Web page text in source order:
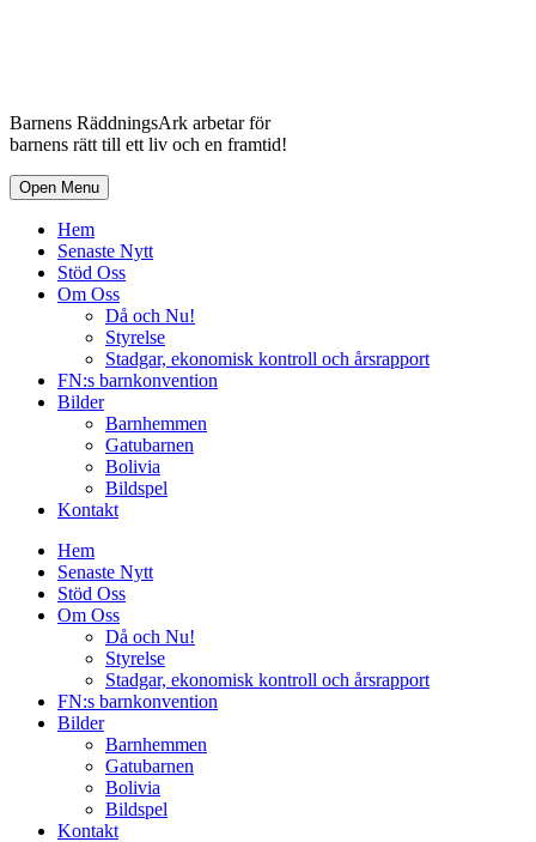
Barnens RäddningsArk arbetar för
barnens rätt till ett liv och en framtid!
Open Menu
Hem
Senaste Nytt
Stöd Oss
Om Oss
Då och Nu!
Styrelse
Stadgar, ekonomisk kontroll och årsrapport
FN:s barnkonvention
Bilder
Barnhemmen
Gatubarnen
Bolivia
Bildspel
Kontakt
Hem
Senaste Nytt
Stöd Oss
Om Oss
Då och Nu!
Styrelse
Stadgar, ekonomisk kontroll och årsrapport
FN:s barnkonvention
Bilder
Barnhemmen
Gatubarnen
Bolivia
Bildspel
Kontakt